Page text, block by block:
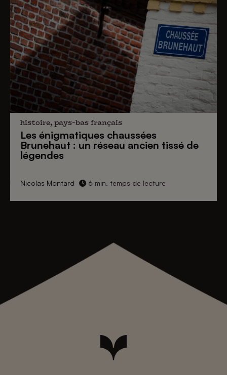
histoire, pays-bas français
Les énigmatiques chaussées
Brunehaut : un réseau ancien tissé de
légendes
Nicolas Montard 6 min. temps de lecture